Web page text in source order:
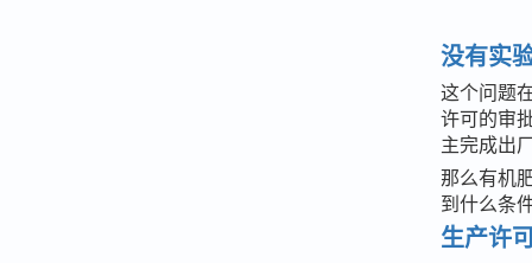
没有实
这个问题
许可的审
主完成出
那么有机
到什么条
生产许